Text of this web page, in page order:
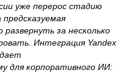
уже перерос стадию
за несколько
Интеграция Yandex
для корпоративного ИИ: